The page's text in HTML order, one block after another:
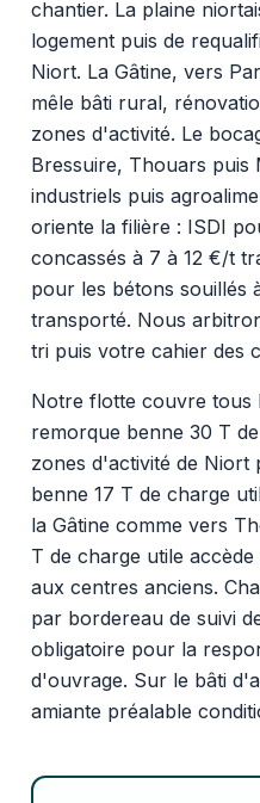
chantier. La plaine
logement puis de
Niort. La Gâtine, vers
mêle bâti rural,
zones d'activité. Le
Bressuire, Thouars puis
industriels puis
oriente la filière : ISDI
concassés à 7 à 12 €/t
pour les bétons souillés
transporté. Nous
tri puis votre cahier des
Notre flotte couvre tous
remorque benne 30 T
zones d'activité de Niort
benne 17 T de charge
la Gâtine comme vers
T de charge utile
aux centres anciens.
par bordereau de suivi
obligatoire pour la
d'ouvrage. Sur le bâti
amiante préalable